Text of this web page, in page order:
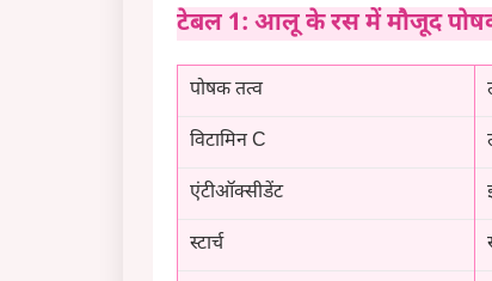
टेबल 1: आलू के रस में मौजूद
पोषक तत्व
विटामिन C
एंटीऑक्सीडेंट
स्टार्च